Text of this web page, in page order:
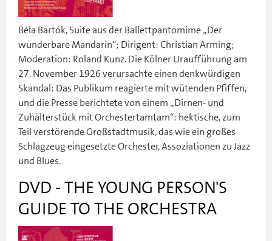
Béla Bartók, Suite aus der Ballettpantomime „Der
wunderbare Mandarin“; Dirigent: Christian Arming;
Moderation: Roland Kunz. Die Kölner Uraufführung am
27. November 1926 verursachte einen denkwürdigen
Skandal: Das Publikum reagierte mit wütenden Pfiffen,
und die Presse berichtete von einem „Dirnen- und
Zuhälterstück mit Orchestertamtam“: hektische, zum
Teil verstörende Großstadtmusik, das wie ein großes
Schlagzeug eingesetzte Orchester, Assoziationen zu Jazz
und Blues.
DVD - THE YOUNG PERSON'S
GUIDE TO THE ORCHESTRA